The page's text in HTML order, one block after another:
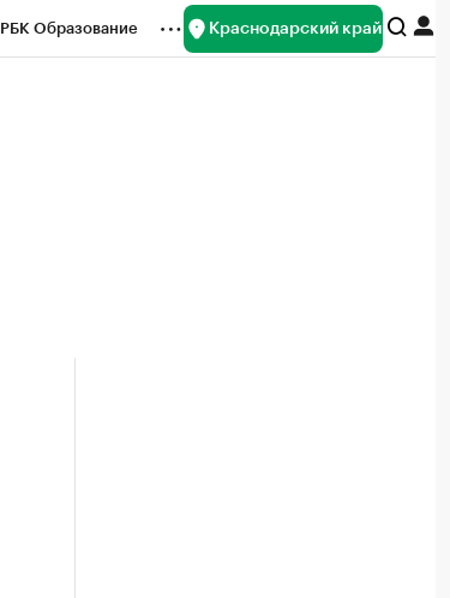
РБК Образование Краснодарский край